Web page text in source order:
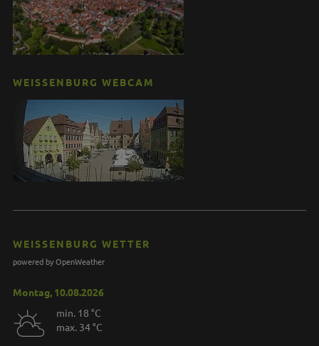
WEISSENBURG WEBCAM
WEISSENBURG WETTER
powered by OpenWeather
Montag, 10.08.2026
min. 18 °C
max. 34 °C